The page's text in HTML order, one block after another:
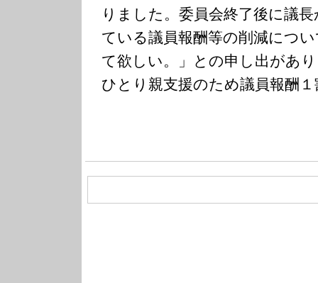
りました。委員会終了後に議
ている議員報酬等の削減につ
て欲しい。」との申し出があ
ひとり親支援のため議員報酬